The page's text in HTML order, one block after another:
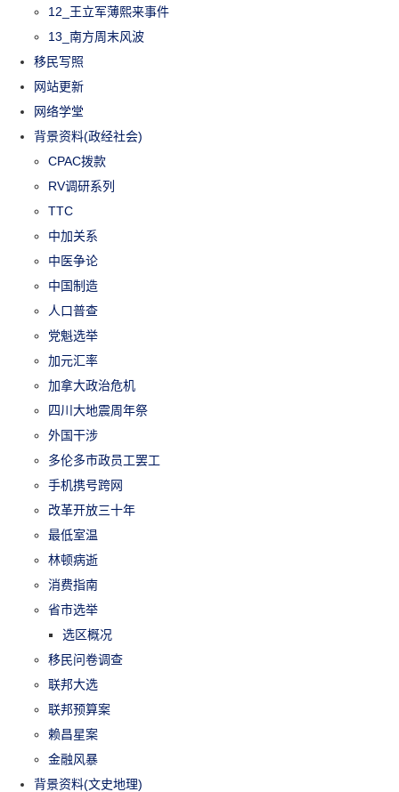
12_王立军薄熙来事件
13_南方周末风波
移民写照
网站更新
网络学堂
背景资料(政经社会)
CPAC拨款
RV调研系列
TTC
中加关系
中医争论
中国制造
人口普查
党魁选举
加元汇率
加拿大政治危机
四川大地震周年祭
外国干涉
多伦多市政员工罢工
手机携号跨网
改革开放三十年
最低室温
林顿病逝
消费指南
省市选举
选区概况
移民问卷调查
联邦大选
联邦预算案
赖昌星案
金融风暴
背景资料(文史地理)